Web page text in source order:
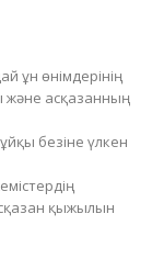
өнімдерінің
асқазанның
безіне үлкен
қыжылын